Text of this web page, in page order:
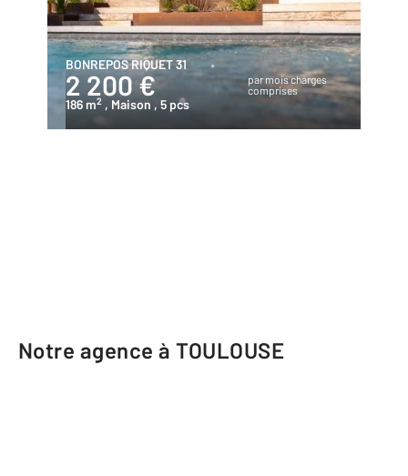
BONREPOS RIQUET 31
2 200 €
par mois charges
comprises
186 m2 , Maison , 5 pcs
Notre agence à TOULOUSE